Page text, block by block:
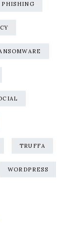
PHISHING
TRUFFA
WORDPRESS